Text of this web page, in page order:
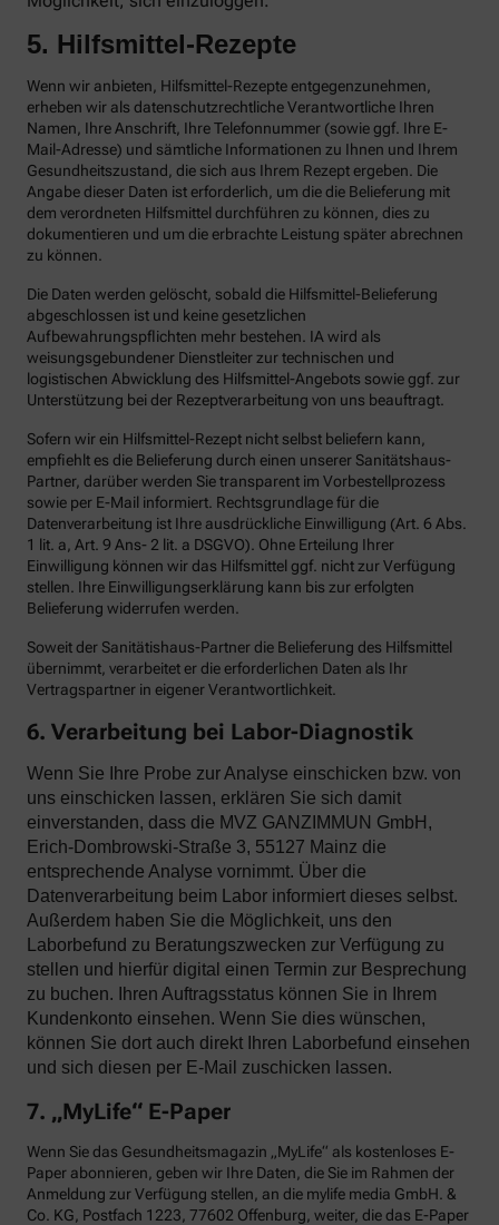
5. Hilfsmittel-Rezepte
Wenn wir anbieten, Hilfsmittel-Rezepte entgegenzunehmen,
erheben wir als datenschutzrechtliche Verantwortliche Ihren
Namen, Ihre Anschrift, Ihre Telefonnummer (sowie ggf. Ihre E-
Mail-Adresse) und sämtliche Informationen zu Ihnen und Ihrem
Gesundheitszustand, die sich aus Ihrem Rezept ergeben. Die
Angabe dieser Daten ist erforderlich, um die die Belieferung mit
dem verordneten Hilfsmittel durchführen zu können, dies zu
dokumentieren und um die erbrachte Leistung später abrechnen
zu können.
Die Daten werden gelöscht, sobald die Hilfsmittel-Belieferung
abgeschlossen ist und keine gesetzlichen
Aufbewahrungspflichten mehr bestehen. IA wird als
weisungsgebundener Dienstleiter zur technischen und
logistischen Abwicklung des Hilfsmittel-Angebots sowie ggf. zur
Unterstützung bei der Rezeptverarbeitung von uns beauftragt.
Sofern wir ein Hilfsmittel-Rezept nicht selbst beliefern kann,
empfiehlt es die Belieferung durch einen unserer Sanitätshaus-
Partner, darüber werden Sie transparent im Vorbestellprozess
sowie per E-Mail informiert. Rechtsgrundlage für die
Datenverarbeitung ist Ihre ausdrückliche Einwilligung (Art. 6 Abs.
1 lit. a, Art. 9 Ans- 2 lit. a DSGVO). Ohne Erteilung Ihrer
Einwilligung können wir das Hilfsmittel ggf. nicht zur Verfügung
stellen. Ihre Einwilligungserklärung kann bis zur erfolgten
Belieferung widerrufen werden.
Soweit der Sanitätishaus-Partner die Belieferung des Hilfsmittel
übernimmt, verarbeitet er die erforderlichen Daten als Ihr
Vertragspartner in eigener Verantwortlichkeit.
6. Verarbeitung bei Labor-Diagnostik
Wenn Sie Ihre Probe zur Analyse einschicken bzw. von
uns einschicken lassen, erklären Sie sich damit
einverstanden, dass die MVZ GANZIMMUN GmbH,
Erich-Dombrowski-Straße 3, 55127 Mainz die
entsprechende Analyse vornimmt. Über die
Datenverarbeitung beim Labor informiert dieses selbst.
Außerdem haben Sie die Möglichkeit, uns den
Laborbefund zu Beratungszwecken zur Verfügung zu
stellen und hierfür digital einen Termin zur Besprechung
zu buchen. Ihren Auftragsstatus können Sie in Ihrem
Kundenkonto einsehen. Wenn Sie dies wünschen,
können Sie dort auch direkt Ihren Laborbefund einsehen
und sich diesen per E-Mail zuschicken lassen.
7. „MyLife“ E-Paper
Wenn Sie das Gesundheitsmagazin „MyLife“ als kostenloses E-
Paper abonnieren, geben wir Ihre Daten, die Sie im Rahmen der
Anmeldung zur Verfügung stellen, an die mylife media GmbH. &
Co. KG, Postfach 1223, 77602 Offenburg, weiter, die das E-Paper